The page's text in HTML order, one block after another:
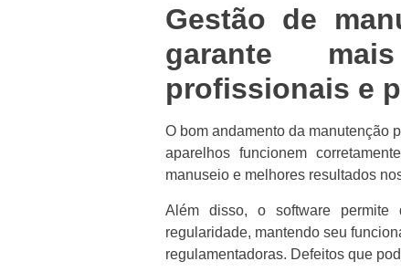
Gestão de
garante
profissionais e
O bom andamento da manutenção
aparelhos funcionem
manuseio e melhores resultados
Além disso, o software permite
regularidade, mantendo seu
regulamentadoras. Defeitos que